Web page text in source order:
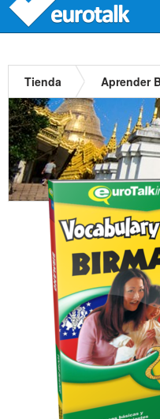
Tienda Aprender